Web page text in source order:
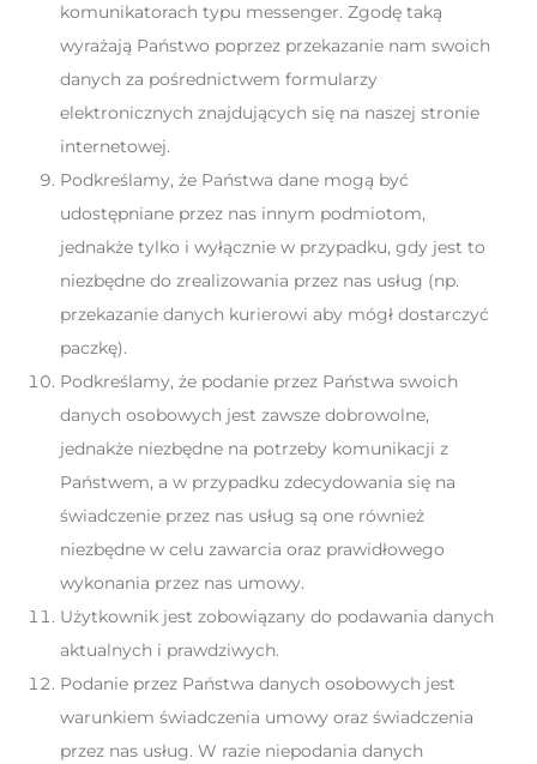
komunikatorach typu messenger. Zgodę taką
wyrażają Państwo poprzez przekazanie nam swoich
danych za pośrednictwem formularzy
elektronicznych znajdujących się na naszej stronie
internetowej.
Podkreślamy, że Państwa dane mogą być
udostępniane przez nas innym podmiotom,
jednakże tylko i wyłącznie w przypadku, gdy jest to
niezbędne do zrealizowania przez nas usług (np.
przekazanie danych kurierowi aby mógł dostarczyć
paczkę).
Podkreślamy, że podanie przez Państwa swoich
danych osobowych jest zawsze dobrowolne,
jednakże niezbędne na potrzeby komunikacji z
Państwem, a w przypadku zdecydowania się na
świadczenie przez nas usług są one również
niezbędne w celu zawarcia oraz prawidłowego
wykonania przez nas umowy.
Użytkownik jest zobowiązany do podawania danych
aktualnych i prawdziwych.
Podanie przez Państwa danych osobowych jest
warunkiem świadczenia umowy oraz świadczenia
przez nas usług. W razie niepodania danych